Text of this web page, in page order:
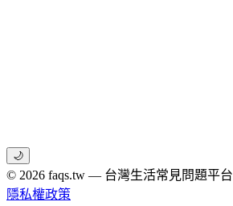
🌙
© 2026 faqs.tw — 台灣生活常見問題平台
隱私權政策